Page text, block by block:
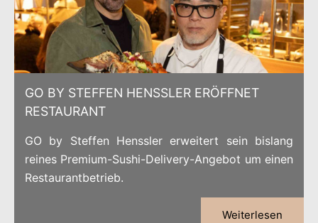
GO BY STEFFEN HENSSLER ERÖFFNET
RESTAURANT
GO by Steffen Henssler erweitert sein bislang
reines Premium-Sushi-Delivery-Angebot um einen
Restaurantbetrieb.
Weiterlesen